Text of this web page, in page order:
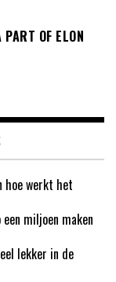
OF ELON
hoe werkt het
miljoen maken
lekker in de